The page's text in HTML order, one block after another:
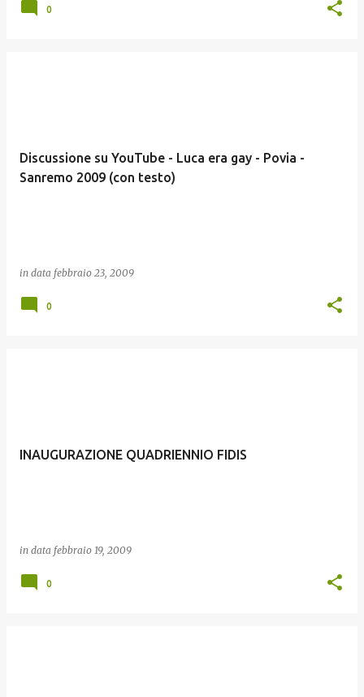
0
Discussione su YouTube - Luca era gay - Povia -
Sanremo 2009 (con testo)
in data febbraio 23, 2009
0
INAUGURAZIONE QUADRIENNIO FIDIS
in data febbraio 19, 2009
0